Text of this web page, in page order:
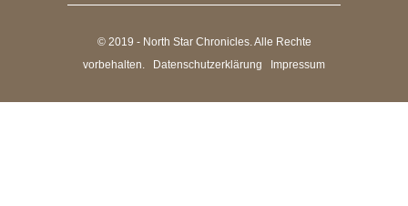
© 2019 - North Star Chronicles. Alle Rechte
vorbehalten.
Datenschutzerklärung Impressum